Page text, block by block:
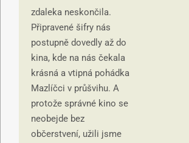
zdaleka neskončila.
Připravené šifry nás
postupně dovedly až do
kina, kde na nás čekala
krásná a vtipná pohádka
Mazlíčci v průšvihu. A
protože správné kino se
neobejde bez
občerstvení, užili jsme